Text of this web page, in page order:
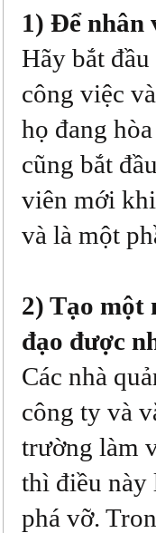
1) Để nhân
Hãy bắt
công việc
họ đang
cũng bắt
viên mới
và là một
2) Tạo một
đạo được
Các nhà
công ty và
trường làm
thì điều này
phá vỡ.